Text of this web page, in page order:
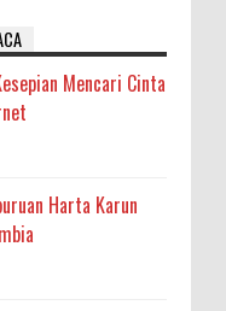
Mencari Cinta
Harta Karun